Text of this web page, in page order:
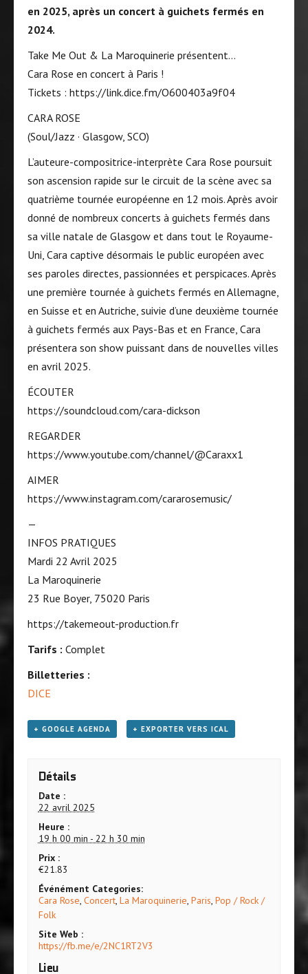
en 2025, après un concert à guichets fermés en
2024.
Take Me Out & La Maroquinerie présentent…
Cara Rose en concert à Paris !
Tickets : https://link.dice.fm/O600403a9f04
CARA ROSE
(Soul/Jazz · Glasgow, SCO)
L’auteure-compositrice-interprète Cara Rose poursuit
son ascension rapide sur le circuit de la scène avec sa
quatrième tournée européenne en 12 mois. Après avoir
donné de nombreux concerts à guichets fermés dans
sa ville natale de Glasgow et dans tout le Royaume-
Uni, Cara captive désormais le public européen avec
ses paroles directes, passionnées et perspicaces. Après
une première tournée à guichets fermés en Allemagne,
en Suisse et en Autriche, suivie d’une deuxième tournée
à guichets fermés aux Pays-Bas et en France, Cara
présentera son show puissant dans de nouvelles villes
en avril 2025.
ÉCOUTER
https://soundcloud.com/cara-dickson
REGARDER
https://www.youtube.com/channel/@Caraxx1
AIMER
https://www.instagram.com/cararosemusic/
—
INFOS PRATIQUES
Mardi 22 Avril 2025
La Maroquinerie
23 Rue Boyer, 75020 Paris
https://takemeout-production.fr
Tarifs : Complet
Billetteries :
DICE
+ GOOGLE AGENDA + EXPORTER VERS ICAL
Détails
Date :
22 avril 2025
Heure :
19 h 00 min - 22 h 30 min
Prix :
€21.83
Événément Categories:
Cara Rose, Concert, La Maroquinerie, Paris, Pop / Rock /
Folk
Site Web :
https://fb.me/e/2NC1RT2V3
Lieu